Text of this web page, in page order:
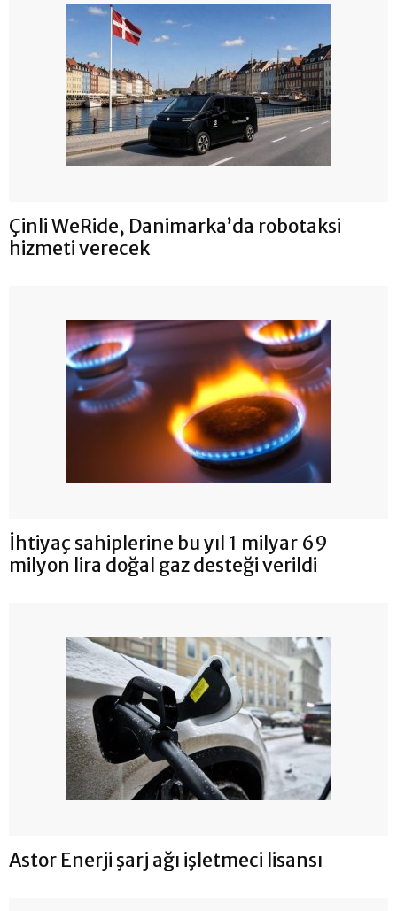
Çinli WeRide, Danimarka’da robotaksi
hizmeti verecek
İhtiyaç sahiplerine bu yıl 1 milyar 69
milyon lira doğal gaz desteği verildi
Astor Enerji şarj ağı işletmeci lisansı